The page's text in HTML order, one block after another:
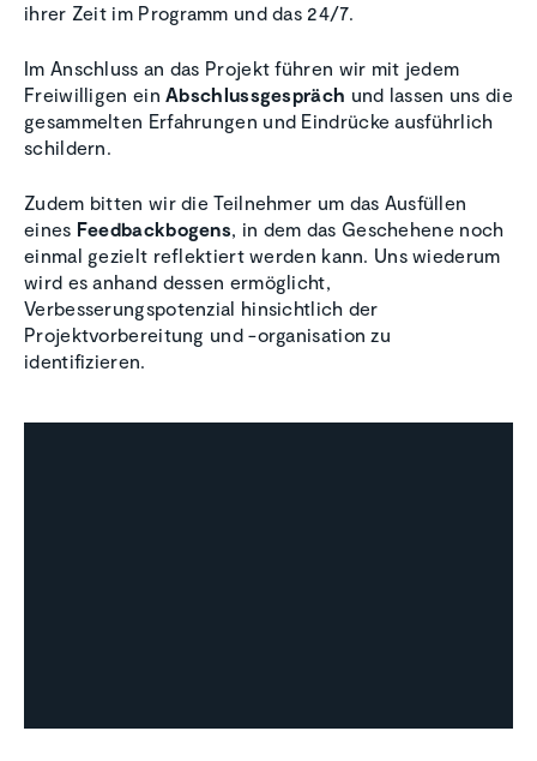
ihrer Zeit im Programm und das 24/7.
Im Anschluss an das Projekt führen wir mit jedem
Freiwilligen einAbschlussgespräch und lassen uns die
gesammelten Erfahrungen und Eindrücke ausführlich
schildern.
Zudem bitten wir die Teilnehmer um das Ausfüllen
eines Feedbackbogens, in dem das Geschehene noch
einmal gezielt reflektiert werden kann. Uns wiederum
wird es anhand dessen ermöglicht,
Verbesserungspotenzial hinsichtlich der
Projektvorbereitung und -organisation zu
identifizieren.